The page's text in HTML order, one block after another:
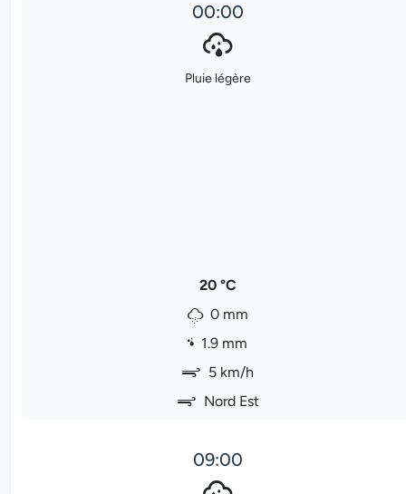
00:00
Pluie légère
20 °C
0 mm
1.9 mm
5 km/h
Nord Est
09:00